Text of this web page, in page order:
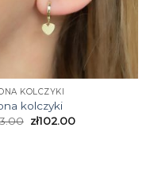
KOLCZYKI
kolczyki
zł102.00